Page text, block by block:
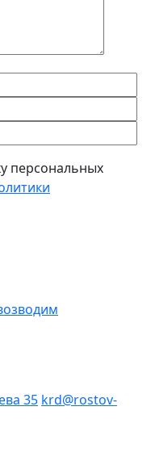
персональных
35 krd@rostov-